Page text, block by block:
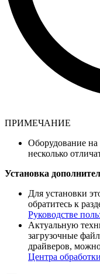
ПРИМЕЧАНИЕ
Оборудование
несколько
Установка
Для установки
обратитесь к
Руководстве
Актуальную
загрузочные
драйверов,
Центра